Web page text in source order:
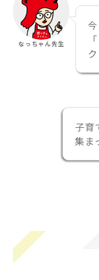
なっちゃん先生
子育
集ま